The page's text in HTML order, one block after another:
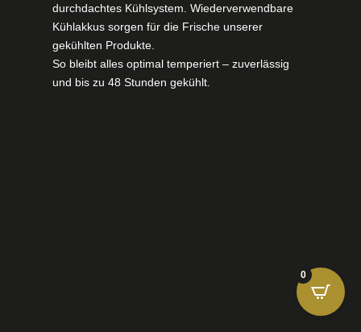
durchdachtes Kühlsystem. Wiederverwendbare
Kühlakkus sorgen für die Frische unserer
gekühlten Produkte.
So bleibt alles optimal temperiert – zuverlässig
und bis zu 48 Stunden gekühlt.
0